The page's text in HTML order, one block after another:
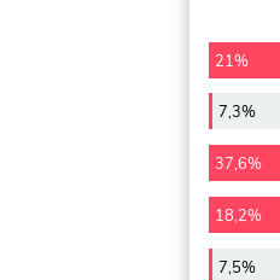
21%
7,3%
37,6%
18,2%
7,5%